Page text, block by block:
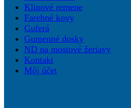
Klinové remene
Farebné kovy
Guferá
Gumenné dosky
ND na mostové žeriavy
Kontakt
Môj účet